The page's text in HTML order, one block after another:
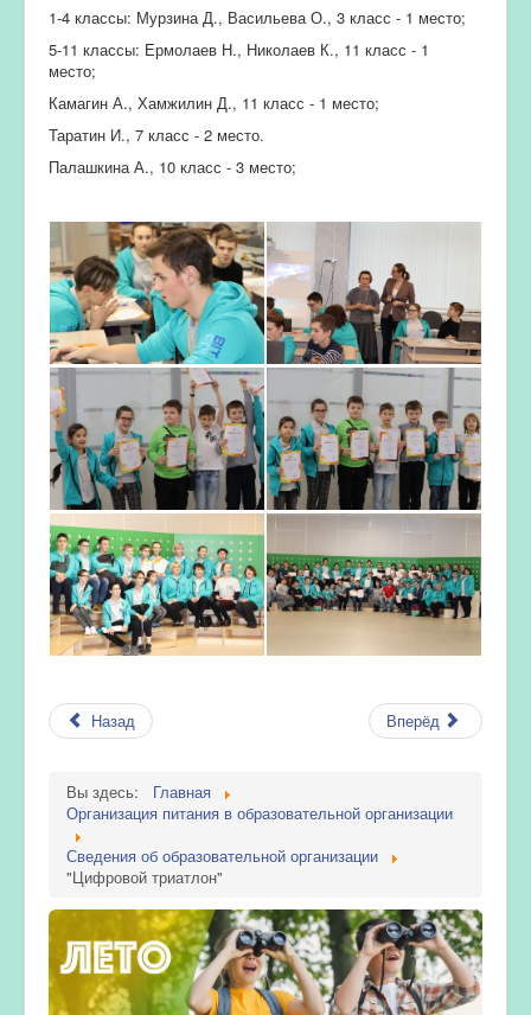
1-4 классы: Мурзина Д., Васильева О., 3 класс - 1 место;
5-11 классы: Ермолаев Н., Николаев К., 11 класс - 1
место;
Камагин А., Хамжилин Д., 11 класс - 1 место;
Таратин И., 7 класс - 2 место.
Палашкина А., 10 класс - 3 место;
Назад Вперёд
Вы здесь:
Главная
Организация питания в образовательной организации
Сведения об образовательной организации
"Цифровой триатлон"